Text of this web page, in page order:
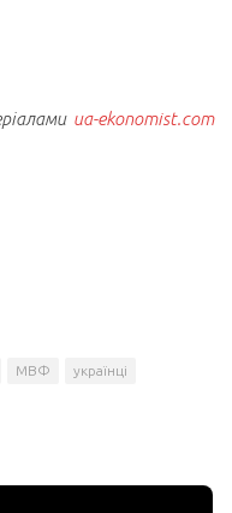
ua-ekonomist.com
МВФ українці